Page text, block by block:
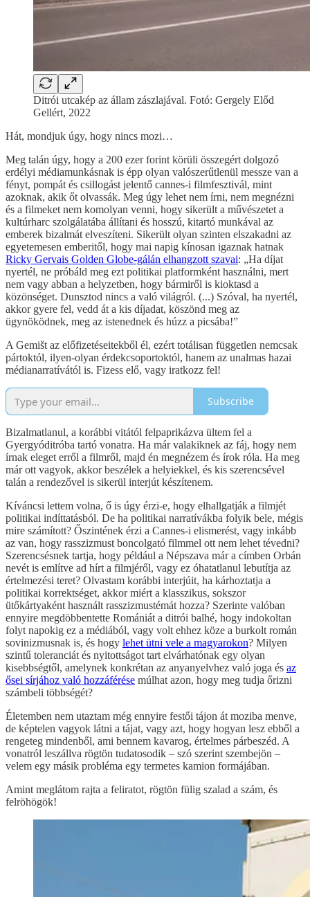
Ditrói utcakép az állam zászlajával. Fotó: Gergely Előd
Gellért, 2022
Hát, mondjuk úgy, hogy nincs mozi…
Meg talán úgy, hogy a 200 ezer forint körüli összegért dolgozó
erdélyi médiamunkásnak is épp olyan valószerűtlenül messze van a
fényt, pompát és csillogást jelentő cannes-i filmfesztivál, mint
azoknak, akik őt olvassák. Meg úgy lehet nem írni, nem megnézni
és a filmeket nem komolyan venni, hogy sikerült a művészetet a
kultúrharc szolgálatába állítani és hosszú, kitartó munkával az
emberek bizalmát elveszíteni. Sikerült olyan szinten elszakadni az
egyetemesen emberitől, hogy mai napig kínosan igaznak hatnak
Ricky Gervais Golden Globe-gálán elhangzott szavai: „Ha díjat
nyertél, ne próbáld meg ezt politikai platformként használni, mert
nem vagy abban a helyzetben, hogy bármiről is kioktasd a
közönséget. Dunsztod nincs a való világról. (...) Szóval, ha nyertél,
akkor gyere fel, vedd át a kis díjadat, köszönd meg az
ügynöködnek, meg az istenednek és húzz a picsába!”
A Gemišt az előfizetéseitekből él, ezért totálisan független nemcsak
pártoktól, ilyen-olyan érdekcsoportoktól, hanem az unalmas hazai
médianarratívától is. Fizess elő, vagy iratkozz fel!
Subscribe
Bizalmatlanul, a korábbi vitától felpaprikázva ültem fel a
Gyergyóditróba tartó vonatra. Ha már valakiknek az fáj, hogy nem
írnak eleget erről a filmről, majd én megnézem és írok róla. Ha meg
már ott vagyok, akkor beszélek a helyiekkel, és kis szerencsével
talán a rendezővel is sikerül interjút készítenem.
Kíváncsi lettem volna, ő is úgy érzi-e, hogy elhallgatják a filmjét
politikai indíttatásból. De ha politikai narratívákba folyik bele, mégis
mire számított? Őszintének érzi a Cannes-i elismerést, vagy inkább
az van, hogy rasszizmust boncolgató filmmel ott nem lehet tévedni?
Szerencsésnek tartja, hogy például a Népszava már a címben Orbán
nevét is említve ad hírt a filmjéről, vagy ez óhatatlanul lebutítja az
értelmezési teret? Olvastam korábbi interjúit, ha kárhoztatja a
politikai korrektséget, akkor miért a klasszikus, sokszor
ütőkártyaként használt rasszizmustémát hozza? Szerinte valóban
ennyire megdöbbentette Romániát a ditrói balhé, hogy indokoltan
folyt napokig ez a médiából, vagy volt ehhez köze a burkolt román
sovinizmusnak is, és hogy lehet ütni vele a magyarokon? Milyen
szintű toleranciát és nyitottságot tart elvárhatónak egy olyan
kisebbségtől, amelynek konkrétan az anyanyelvhez való joga és az
ősei sírjához való hozzáférése múlhat azon, hogy meg tudja őrizni
számbeli többségét?
Életemben nem utaztam még ennyire festői tájon át moziba menve,
de képtelen vagyok látni a tájat, vagy azt, hogy hogyan lesz ebből a
rengeteg mindenből, ami bennem kavarog, értelmes párbeszéd. A
vonatról leszállva rögtön tudatosodik – szó szerint szembejön –
velem egy másik probléma egy termetes kamion formájában.
Amint meglátom rajta a feliratot, rögtön fülig szalad a szám, és
felröhögök!